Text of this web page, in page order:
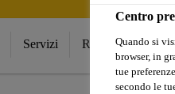
Servizi Referenze
Centro
Quando si
browser, in
tue
secondo le